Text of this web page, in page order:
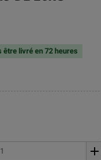
être livré en 72 heures
add